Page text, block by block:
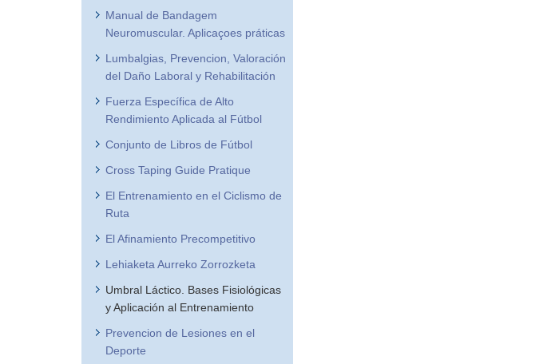
Manual de Bandagem
Neuromuscular. Aplicaçoes práticas
Lumbalgias, Prevencion, Valoración
del Daño Laboral y Rehabilitación
Fuerza Específica de Alto
Rendimiento Aplicada al Fútbol
Conjunto de Libros de Fútbol
Cross Taping Guide Pratique
El Entrenamiento en el Ciclismo de
Ruta
El Afinamiento Precompetitivo
Lehiaketa Aurreko Zorrozketa
Umbral Láctico. Bases Fisiológicas
y Aplicación al Entrenamiento
Prevencion de Lesiones en el
Deporte